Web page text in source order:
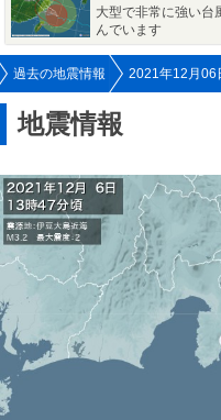
大型で非常に強い台
んでいます
過去の地震情報 2021年12月06
地震情報